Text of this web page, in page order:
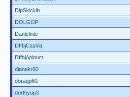
DipSkickib
DOLGOP
Danielnite
DffbjCashla
DffbjApinum
dianekr60
doraqp60
dorthyup3